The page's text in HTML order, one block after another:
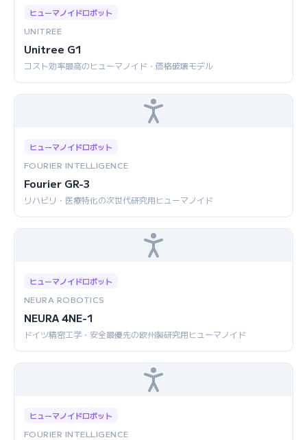
ヒューマノイドロボット
UNITREE
Unitree G1
コスト効率最高のヒューマノイド・価格破壊モデル
ヒューマノイドロボット
FOURIER INTELLIGENCE
Fourier GR-3
リハビリ・医療特化の次世代研究用ヒューマノイド
ヒューマノイドロボット
NEURA ROBOTICS
NEURA 4NE-1
ドイツ精密工学・安全最優先の欧州製研究用ヒューマノイド
ヒューマノイドロボット
FOURIER INTELLIGENCE